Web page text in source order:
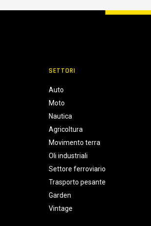
SETTORI
Auto
Moto
Nautica
Agricoltura
Movimento terra
Oli industriali
Settore ferroviario
Trasporto pesante
Garden
Vintage